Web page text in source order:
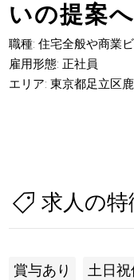
いの提案へ
職種: 住宅全般や商業
雇用形態: 正社員
エリア: 東京都足立区
求人の特
賞与あり 土日祝